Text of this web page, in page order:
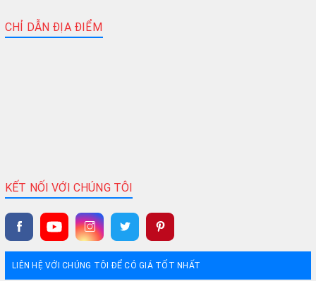
CHỈ DẪN ĐỊA ĐIỂM
KẾT NỐI VỚI CHÚNG TÔI
LIÊN HỆ VỚI CHÚNG TÔI ĐỂ CÓ GIÁ TỐT NHẤT